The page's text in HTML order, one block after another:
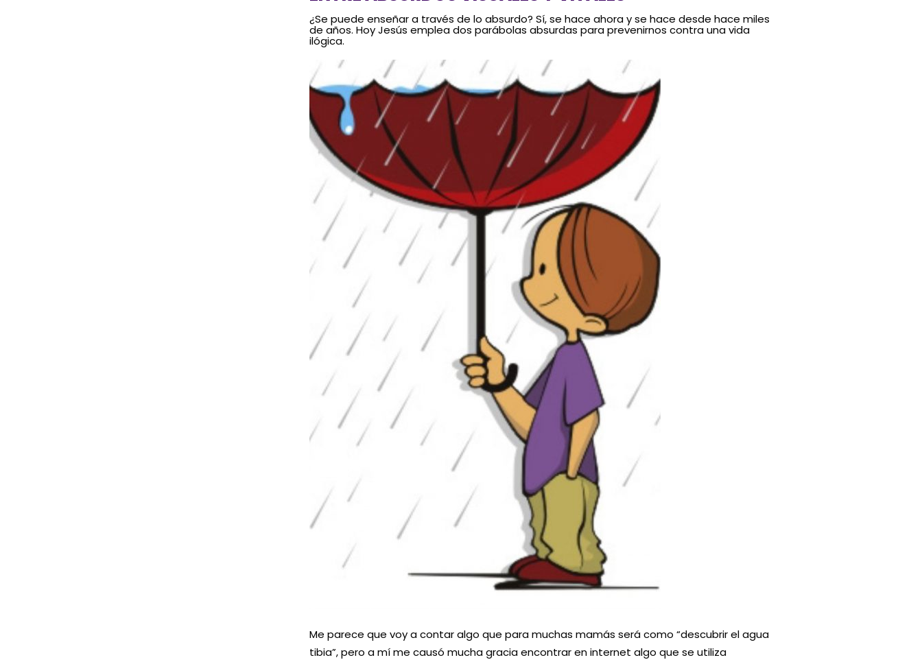
¿Se puede enseñar a través de lo absurdo? Sí, se hace ahora y se hace desde hace miles
de años. Hoy Jesús emplea dos parábolas absurdas para prevenirnos contra una vida
ilógica.
Me parece que voy a contar algo que para muchas mamás será como “descubrir el agua
tibia”, pero a mí me causó mucha gracia encontrar en internet algo que se utiliza